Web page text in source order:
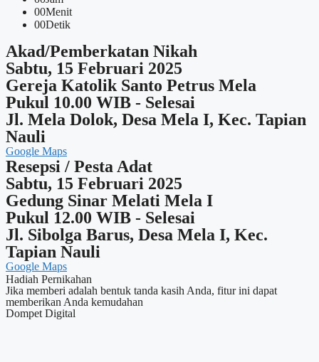
00Menit
00Detik
Akad/Pemberkatan Nikah
Sabtu, 15 Februari 2025
Gereja Katolik Santo Petrus Mela
Pukul 10.00 WIB - Selesai
Jl. Mela Dolok, Desa Mela I, Kec. Tapian
Nauli
Google Maps
Resepsi / Pesta Adat
Sabtu, 15 Februari 2025
Gedung Sinar Melati Mela I
Pukul 12.00 WIB - Selesai
Jl. Sibolga Barus, Desa Mela I, Kec.
Tapian Nauli
Google Maps
Hadiah Pernikahan
Jika memberi adalah bentuk tanda kasih Anda, fitur ini dapat
memberikan Anda kemudahan
Dompet Digital